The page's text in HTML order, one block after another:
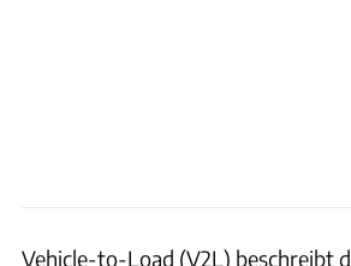
Vehicle-to-Load (V2L) beschreibt